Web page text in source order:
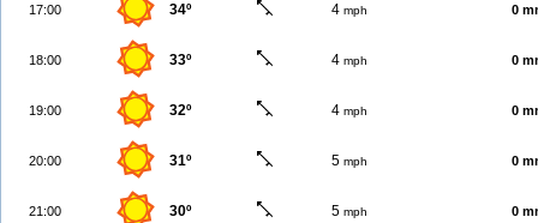
17:00 34º 4 mph 0
18:00 33º 4 mph 0
19:00 32º 4 mph 0
20:00 31º 5 mph 0
21:00 30º 5 mph 0